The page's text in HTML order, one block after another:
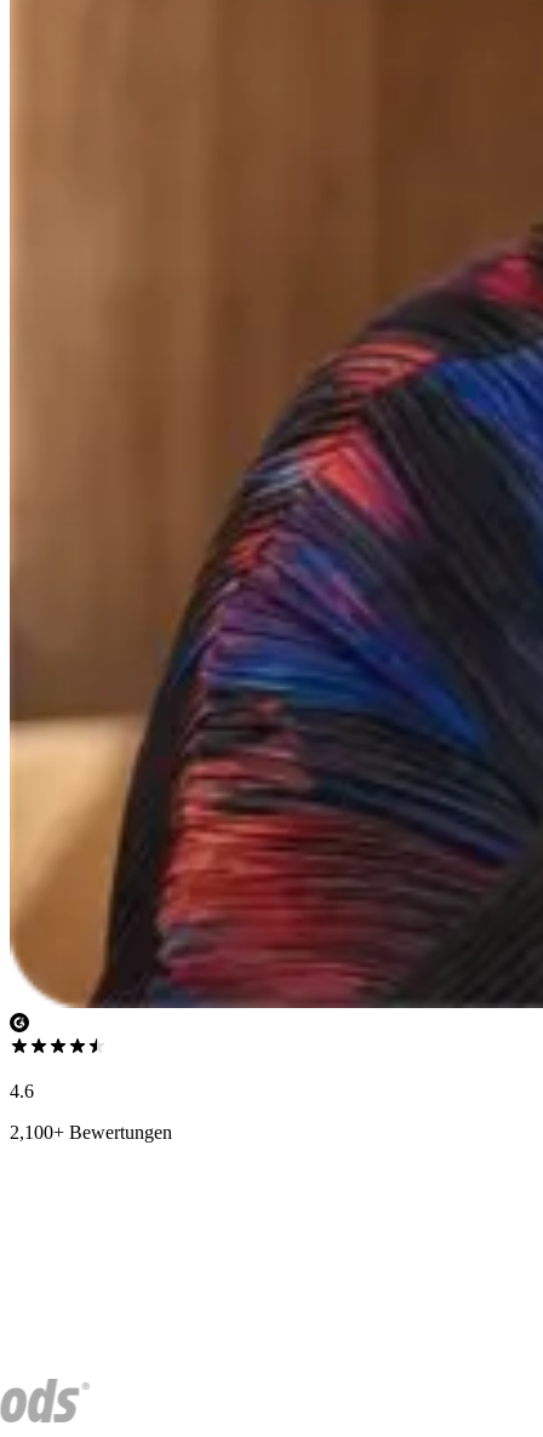
4.6
2,100+ Bewertungen